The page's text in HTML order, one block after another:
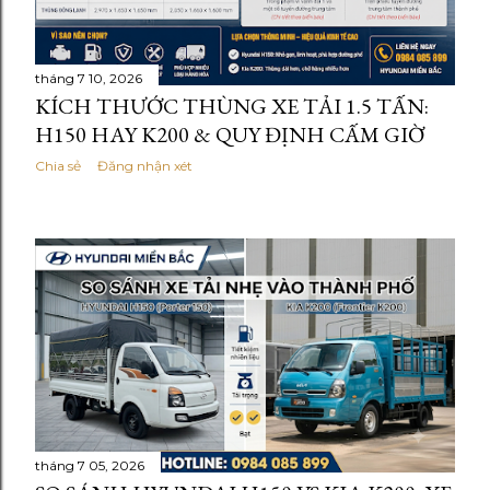
tháng 7 10, 2026
KÍCH THƯỚC THÙNG XE TẢI 1.5 TẤN:
H150 HAY K200 & QUY ĐỊNH CẤM GIỜ
Chia sẻ Đăng nhận xét
tháng 7 05, 2026